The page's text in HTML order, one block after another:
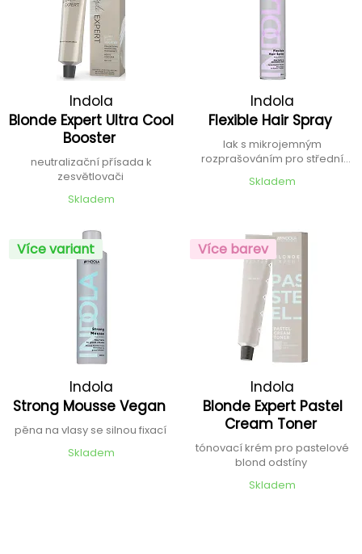
Indola
Blonde Expert Ultra Cool
Booster
neutralizační přísada k
zesvětlovači
Skladem
Indola
Flexible Hair Spray
lak s mikrojemným
rozprašováním pro střední
Skladem
Více variant
Indola
Strong Mousse Vegan
pěna na vlasy se silnou fixací
Skladem
Více barev
Indola
Blonde Expert Pastel
Cream Toner
tónovací krém pro pastelové
blond odstíny
Skladem